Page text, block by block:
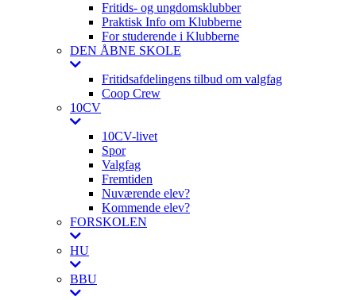
Fritids- og ungdomsklubber
Praktisk Info om Klubberne
For studerende i Klubberne
DEN ÅBNE SKOLE
Fritidsafdelingens tilbud om valgfag
Coop Crew
10CV
10CV-livet
Spor
Valgfag
Fremtiden
Nuværende elev?
Kommende elev?
FORSKOLEN
HU
BBU